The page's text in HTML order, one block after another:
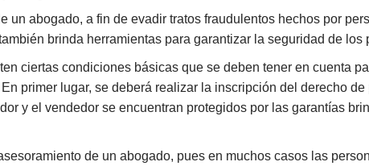
un abogado, a fin de evadir tratos fraudulentos hechos por
brinda herramientas para garantizar la seguridad de los
ciertas condiciones básicas que se deben tener en cuenta
primer lugar, se deberá realizar la inscripción del derecho
y el vendedor se encuentran protegidos por las garantías
de un abogado, pues en muchos casos las